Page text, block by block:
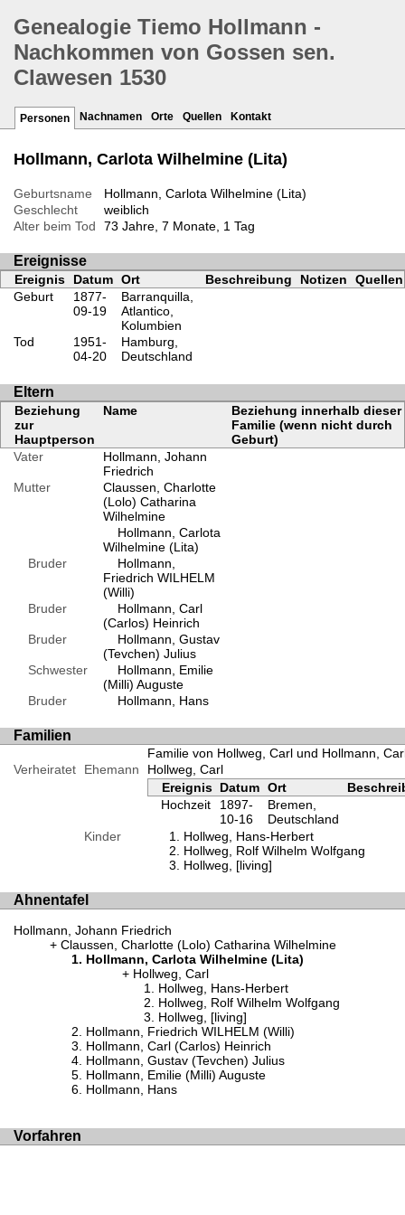
Genealogie Tiemo Hollmann -
Nachkommen von Gossen sen.
Clawesen 1530
Personen Nachnamen Orte Quellen Kontakt
Hollmann, Carlota Wilhelmine (Lita)
Geburtsname
Hollmann, Carlota Wilhelmine (Lita)
Geschlecht
weiblich
Alter beim Tod
73 Jahre, 7 Monate, 1 Tag
Ereignisse
Ereignis Datum Ort Beschreibung Notizen
Quellen
Geburt
1877-
09-19
Barranquilla,
Atlantico,
Kolumbien
Tod
1951-
04-20
Hamburg,
Deutschland
Eltern
Beziehung
zur
Hauptperson
Name
Beziehung innerhalb dieser
Familie (wenn nicht durch
Geburt)
Vater
Hollmann, Johann
Friedrich
Mutter
Claussen, Charlotte
(Lolo) Catharina
Wilhelmine
Hollmann, Carlota
Wilhelmine (Lita)
Bruder
Hollmann,
Friedrich WILHELM
(Willi)
Bruder
Hollmann, Carl
(Carlos) Heinrich
Bruder
Hollmann, Gustav
(Tevchen) Julius
Schwester
Hollmann, Emilie
(Milli) Auguste
Bruder
Hollmann, Hans
Familien
Familie von Hollweg, Carl und Hollmann,
Verheiratet
Ehemann
Hollweg, Carl
Ereignis Datum Ort
Hochzeit
1897-
10-16
Bremen,
Deutschland
Kinder
Hollweg, Hans-Herbert
Hollweg, Rolf Wilhelm Wolfgang
Hollweg, [living]
Ahnentafel
Hollmann, Johann Friedrich
Claussen, Charlotte (Lolo) Catharina Wilhelmine
Hollmann, Carlota Wilhelmine (Lita)
Hollweg, Carl
Hollweg, Hans-Herbert
Hollweg, Rolf Wilhelm Wolfgang
Hollweg, [living]
Hollmann, Friedrich WILHELM (Willi)
Hollmann, Carl (Carlos) Heinrich
Hollmann, Gustav (Tevchen) Julius
Hollmann, Emilie (Milli) Auguste
Hollmann, Hans
Vorfahren